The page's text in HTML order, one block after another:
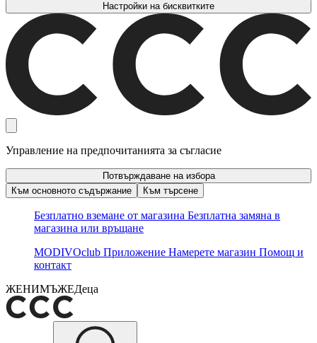
Настройки на бисквитките
Управление на предпочитанията за съгласие
Потвърждаване на избора
Към основното съдържание
Към търсене
Безплатно вземане от магазина Безплатна замяна в
магазина или връщане
MODIVOclub Приложение Намерете магазин Помощ и
контакт
ЖЕНИМЪЖЕДеца